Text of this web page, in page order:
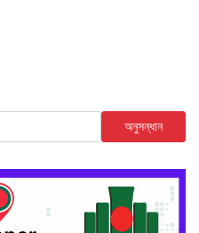
অনুসন্ধান